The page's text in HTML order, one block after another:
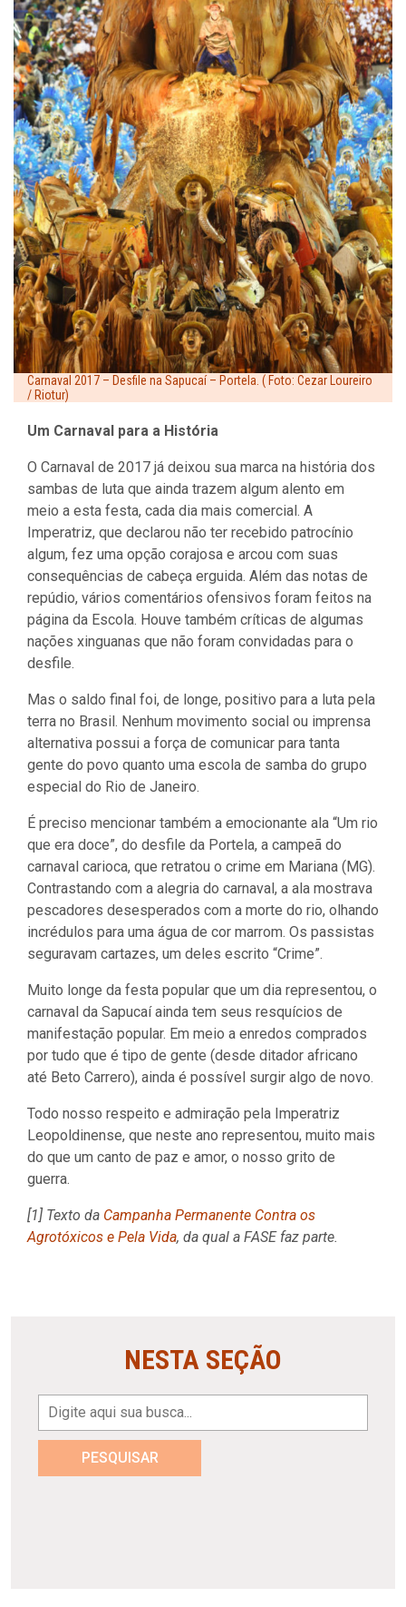
Carnaval 2017 – Desfile na Sapucaí – Portela. ( Foto: Cezar Loureiro
/ Riotur)
Um Carnaval para a História
O Carnaval de 2017 já deixou sua marca na história dos
sambas de luta que ainda trazem algum alento em
meio a esta festa, cada dia mais comercial. A
Imperatriz, que declarou não ter recebido patrocínio
algum, fez uma opção corajosa e arcou com suas
consequências de cabeça erguida. Além das notas de
repúdio, vários comentários ofensivos foram feitos na
página da Escola. Houve também críticas de algumas
nações xinguanas que não foram convidadas para o
desfile.
Mas o saldo final foi, de longe, positivo para a luta pela
terra no Brasil. Nenhum movimento social ou imprensa
alternativa possui a força de comunicar para tanta
gente do povo quanto uma escola de samba do grupo
especial do Rio de Janeiro.
É preciso mencionar também a emocionante ala “Um rio
que era doce”, do desfile da Portela, a campeã do
carnaval carioca, que retratou o crime em Mariana (MG).
Contrastando com a alegria do carnaval, a ala mostrava
pescadores desesperados com a morte do rio, olhando
incrédulos para uma água de cor marrom. Os passistas
seguravam cartazes, um deles escrito “Crime”.
Muito longe da festa popular que um dia representou, o
carnaval da Sapucaí ainda tem seus resquícios de
manifestação popular. Em meio a enredos comprados
por tudo que é tipo de gente (desde ditador africano
até Beto Carrero), ainda é possível surgir algo de novo.
Todo nosso respeito e admiração pela Imperatriz
Leopoldinense, que neste ano representou, muito mais
do que um canto de paz e amor, o nosso grito de
guerra.
[1] Texto da Campanha Permanente Contra os
Agrotóxicos e Pela Vida, da qual a FASE faz parte.
NESTA SEÇÃO
PESQUISAR